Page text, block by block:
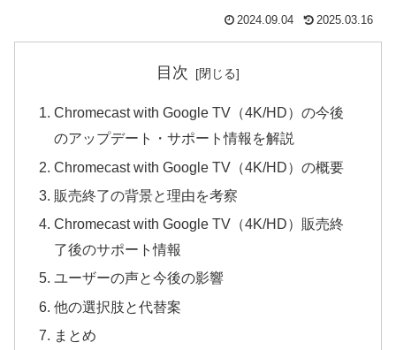
2024.09.04 2025.03.16
目次
Chromecast with Google TV（4K/HD）の今後
のアップデート・サポート情報を解説
Chromecast with Google TV（4K/HD）の概要
販売終了の背景と理由を考察
Chromecast with Google TV（4K/HD）販売終
了後のサポート情報
ユーザーの声と今後の影響
他の選択肢と代替案
まとめ